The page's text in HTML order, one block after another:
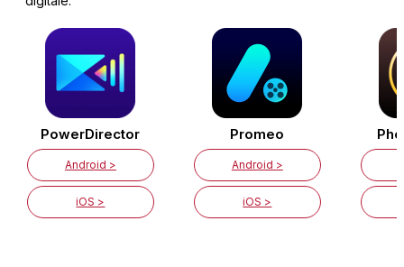
PowerDirector
Android >
iOS >
Promeo
Android >
iOS >